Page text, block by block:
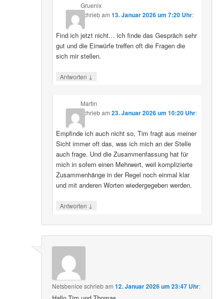
Gruenix
schriebam 13. Januar 2026 um 7:20 Uhr:
Find ich jetzt nicht… ich finde das Gespräch sehr
gut und die Einwürfe treffen oft die Fragen die
sich mir stellen.
Antworten ↓
Martin
schriebam 23. Januar 2026 um 10:20 Uhr:
Empfinde ich auch nicht so, Tim fragt aus meiner
Sicht immer oft das, was ich mich an der Stelle
auch frage. Und die Zusammenfassung hat für
mich in sofern einen Mehrwert, weil komplizierte
Zusammenhänge in der Regel noch einmal klar
und mit anderen Worten wiedergegeben werden.
Antworten ↓
Netsbenice schriebam12. Januar 2026 um 23:47 Uhr: